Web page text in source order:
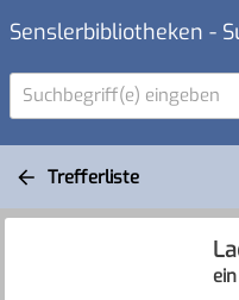
Senslerbibliotheken -
Suchbegriff(e) eingeben
Trefferliste